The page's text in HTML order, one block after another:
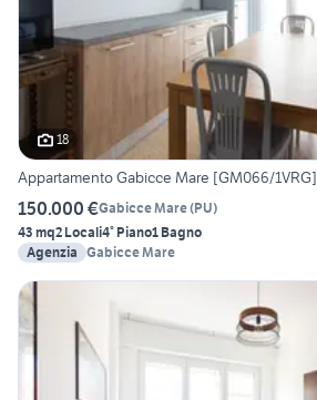
18
Appartamento Gabicce Mare [GM066/1VRG]
150.000 €Gabicce Mare(PU)
43 mq2 Locali4° Piano1 Bagno
Agenzia Gabicce Mare